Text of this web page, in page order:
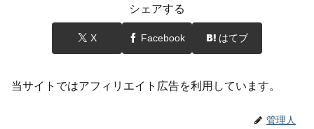
シェアする
X Facebook はてブ
当サイトではアフィリエイト広告を利用しています。
管理人